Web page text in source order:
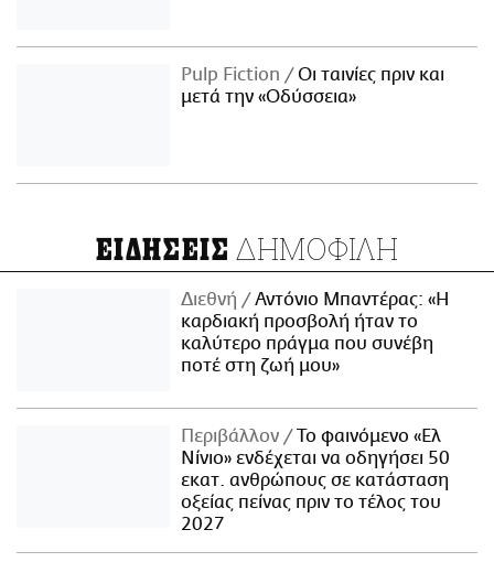
Pulp Fiction
Οι ταινίες πριν και
μετά την «Οδύσσεια»
ΕΙΔΗΣΕΙΣ ΔΗΜΟΦΙΛΗ
Διεθνή
Αντόνιο Μπαντέρας: «Η
καρδιακή προσβολή ήταν το
καλύτερο πράγμα που συνέβη
ποτέ στη ζωή μου»
Περιβάλλον
Το φαινόμενο «Ελ
Νίνιο» ενδέχεται να οδηγήσει 50
εκατ. ανθρώπους σε κατάσταση
οξείας πείνας πριν το τέλος του
2027